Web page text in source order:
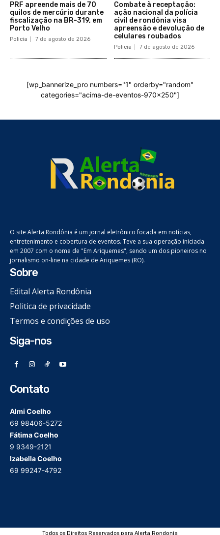
PRF apreende mais de 70
quilos de mercúrio durante
fiscalização na BR-319, em
Porto Velho
Policia 7 de agosto de 2026
Combate à receptação:
ação nacional da polícia
civil de rondônia visa
apreensão e devolução de
celulares roubados
Policia 7 de agosto de 2026
[wp_bannerize_pro numbers="1" orderby="random"
categories="acima-de-eventos-970x250"]
O site Alerta Rondônia é um jornal eletrônico focada em notícias,
entretenimento e cobertura de eventos. Teve a sua operação iniciada
em 2007 com o nome de "Em Ariquemes", sendo um dos pioneiros no
jornalismo on-line na cidade de Ariquemes (RO).
Sobre
Edital Alerta Rondônia
Politica de privacidade
Termos e condições de uso
Siga-nos
Contato
Almi Coelho
69 98406-5272
Fátima Coelho
9 9349-2121
Izabella Coelho
69 99247-4792
Todos os Direitos Reservados para Alerta Rondonia